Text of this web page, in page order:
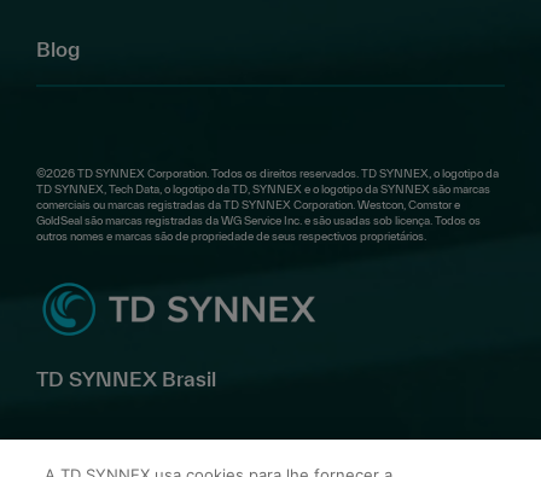
Blog
©2026 TD SYNNEX Corporation. Todos os direitos reservados. TD SYNNEX, o logotipo da
TD SYNNEX, Tech Data, o logotipo da TD, SYNNEX e o logotipo da SYNNEX são marcas
comerciais ou marcas registradas da TD SYNNEX Corporation. Westcon, Comstor e
GoldSeal são marcas registradas da WG Service Inc. e são usadas sob licença. Todos os
outros nomes e marcas são de propriedade de seus respectivos proprietários.
TD SYNNEX Brasil